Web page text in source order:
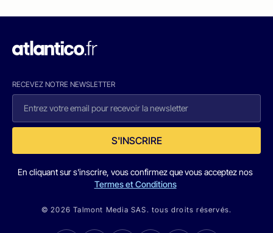
RECEVEZ NOTRE NEWSLETTER
S'INSCRIRE
En cliquant sur s'inscrire, vous confirmez que vous acceptez nos
Termes et Conditions
© 2026 Talmont Media SAS. tous droits réservés.